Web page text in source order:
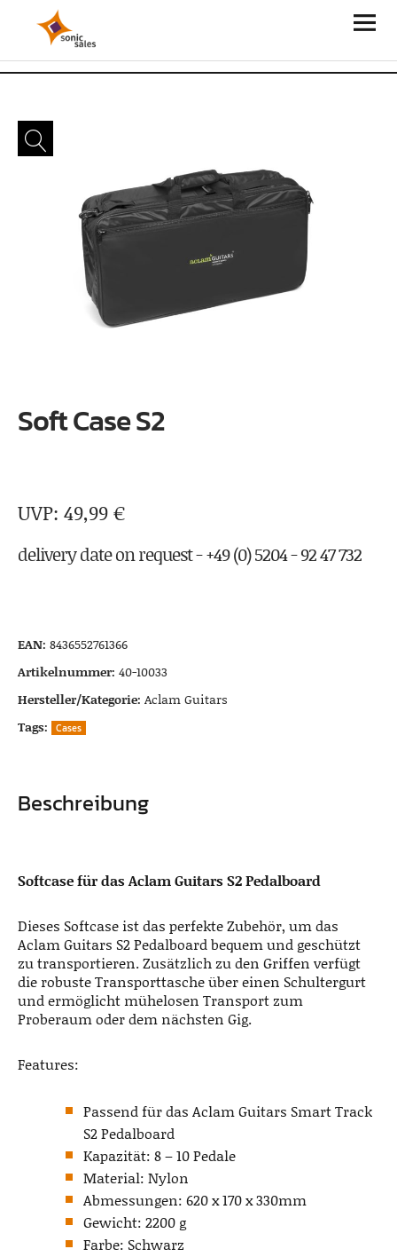
Sonic Sales
Soft Case S2
49,99€
delivery date on request - +49 (0) 5204 - 92 47 732
EAN: 8436552761366
Artikelnummer: 40-10033
Hersteller/Kategorie: Aclam Guitars
Tags:
Cases
Beschreibung
Softcase für das Aclam Guitars S2 Pedalboard
Dieses Softcase ist das perfekte Zubehör, um das
Aclam Guitars S2 Pedalboard bequem und geschützt
zu transportieren. Zusätzlich zu den Griffen verfügt
die robuste Transporttasche über einen Schultergurt
und ermöglicht mühelosen Transport zum
Proberaum oder dem nächsten Gig.
Features:
Passend für das Aclam Guitars Smart Track
S2 Pedalboard
Kapazität: 8 – 10 Pedale
Material: Nylon
Abmessungen: 620 x 170 x 330mm
Gewicht: 2200 g
Farbe: Schwarz